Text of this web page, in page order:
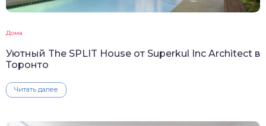
Дома
Уютный The SPLIT House от Superkul Inc Architect в
Торонто
Читать далее